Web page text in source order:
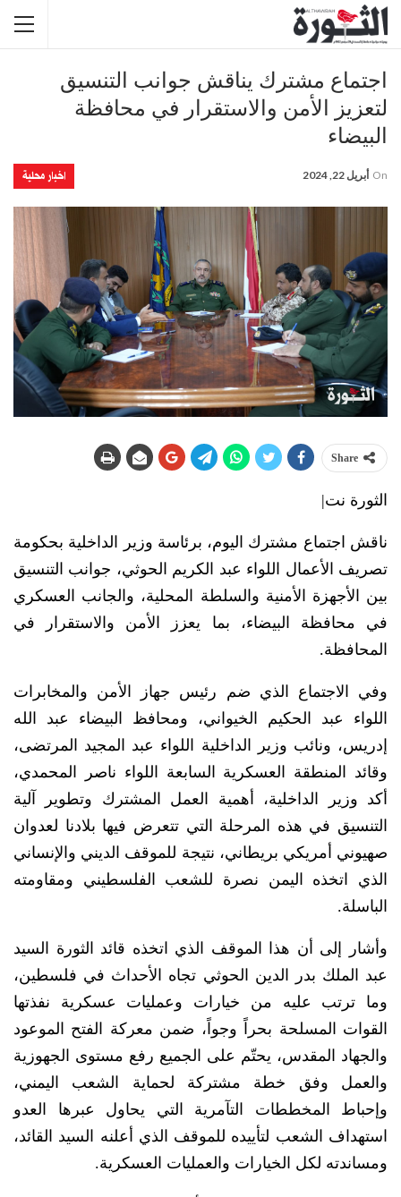
اجتماع مشترك يناقش جوانب التنسيق
لتعزيز الأمن والاستقرار في محافظة
البيضاء
اخبار محلية On أبريل 22, 2024
Share
الثورة نت|
ناقش اجتماع مشترك اليوم، برئاسة وزير الداخلية بحكومة
تصريف الأعمال اللواء عبد الكريم الحوثي، جوانب التنسيق
بين الأجهزة الأمنية والسلطة المحلية، والجانب العسكري
في محافظة البيضاء، بما يعزز الأمن والاستقرار في
المحافظة.
وفي الاجتماع الذي ضم رئيس جهاز الأمن والمخابرات
اللواء عبد الحكيم الخيواني، ومحافظ البيضاء عبد الله
إدريس، ونائب وزير الداخلية اللواء عبد المجيد المرتضى،
وقائد المنطقة العسكرية السابعة اللواء ناصر المحمدي،
أكد وزير الداخلية، أهمية العمل المشترك وتطوير آلية
التنسيق في هذه المرحلة التي تتعرض فيها بلادنا لعدوان
صهيوني أمريكي بريطاني، نتيجة للموقف الديني والإنساني
الذي اتخذه اليمن نصرة للشعب الفلسطيني ومقاومته
الباسلة.
وأشار إلى أن هذا الموقف الذي اتخذه قائد الثورة السيد
عبد الملك بدر الدين الحوثي تجاه الأحداث في فلسطين،
وما ترتب عليه من خيارات وعمليات عسكرية نفذتها
القوات المسلحة بحراً وجواً، ضمن معركة الفتح الموعود
والجهاد المقدس، يحتّم على الجميع رفع مستوى الجهوزية
والعمل وفق خطة مشتركة لحماية الشعب اليمني،
وإحباط المخططات التآمرية التي يحاول عبرها العدو
استهداف الشعب لتأييده للموقف الذي أعلنه السيد القائد،
ومساندته لكل الخيارات والعمليات العسكرية.